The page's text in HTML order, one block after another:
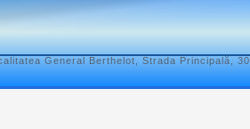
General Berthelot, Strada Principală, 30